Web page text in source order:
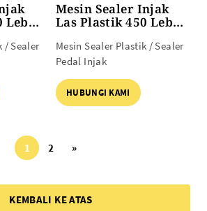
Lebar
/ Sealer
Mesin Sealer Injak
Las Plastik 450 Lebar
Mesin Sealer Plastik / Sealer
Pedal Injak
HUBUNGI KAMI
1 2 »
KEMBALI KE ATAS